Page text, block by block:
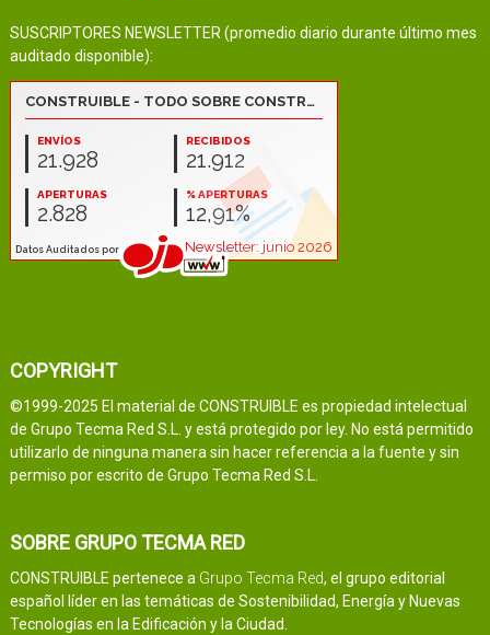
SUSCRIPTORES NEWSLETTER (promedio diario durante último mes
auditado disponible):
COPYRIGHT
©1999-2025 El material de CONSTRUIBLE es propiedad intelectual
de Grupo Tecma Red S.L. y está protegido por ley. No está permitido
utilizarlo de ninguna manera sin hacer referencia a la fuente y sin
permiso por escrito de Grupo Tecma Red S.L.
SOBRE GRUPO TECMA RED
CONSTRUIBLE pertenece a Grupo Tecma Red, el grupo editorial
español líder en las temáticas de Sostenibilidad, Energía y Nuevas
Tecnologías en la Edificación y la Ciudad.